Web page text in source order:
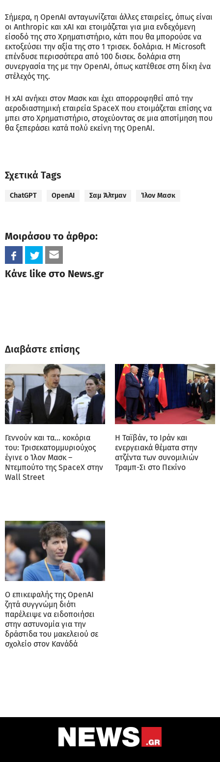
Σήμερα, η OpenAI ανταγωνίζεται άλλες εταιρείες, όπως είναι
οι Anthropic και xAI και ετοιμάζεται για μια ενδεχόμενη
είσοδό της στο Χρηματιστήριο, κάτι που θα μπορούσε να
εκτοξεύσει την αξία της στο 1 τρισεκ. δολάρια. Η Microsoft
επένδυσε περισσότερα από 100 δισεκ. δολάρια στη
συνεργασία της με την OpenAI, όπως κατέθεσε στη δίκη ένα
στέλεχός της.
Η xAI ανήκει στον Μασκ και έχει απορροφηθεί από την
αεροδιαστημική εταιρεία SpaceX που ετοιμάζεται επίσης να
μπει στο Χρηματιστήριο, στοχεύοντας σε μια αποτίμηση που
θα ξεπεράσει κατά πολύ εκείνη της OpenAI.
Σχετικά Tags
ChatGPT OpenAI Σαμ Άλτμαν Ίλον Μασκ
Μοιράσου το άρθρο:
Κάνε like στο News.gr
Διαβάστε επίσης
Γεννούν και τα… κοκόρια
του: Τρισεκατομμυριούχος
έγινε ο Ίλον Μασκ –
Ντεμπούτο της SpaceX στην
Wall Street
Η Ταϊβάν, το Ιράν και
ενεργειακά θέματα στην
ατζέντα των συνομιλιών
Τραμπ-Σι στο Πεκίνο
Ο επικεφαλής της OpenAI
ζητά συγγνώμη διότι
παρέλειψε να ειδοποιήσει
στην αστυνομία για την
δράστιδα του μακελειού σε
σχολείο στον Κανάδά